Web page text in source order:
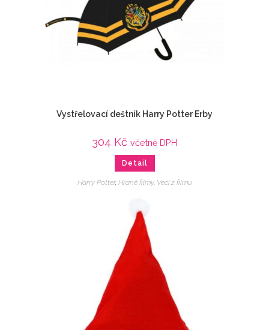
Vystřelovací deštník Harry Potter Erby
304 Kč včetně DPH
Detail
Harry Potter, Hrané filmy, Veci z filmu